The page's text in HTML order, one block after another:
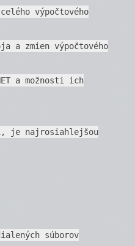
výpočtového
a zmien výpočtového
a možnosti ich
je najrosiahlejšou
súborov